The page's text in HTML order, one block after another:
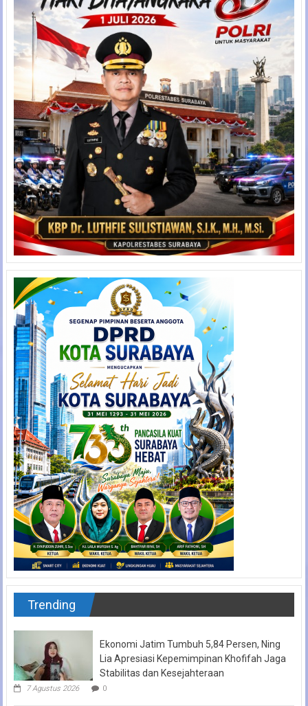
Trending
Ekonomi Jatim Tumbuh 5,84 Persen, Ning
Lia Apresiasi Kepemimpinan Khofifah Jaga
Stabilitas dan Kesejahteraan
7 Agustus 2026 0